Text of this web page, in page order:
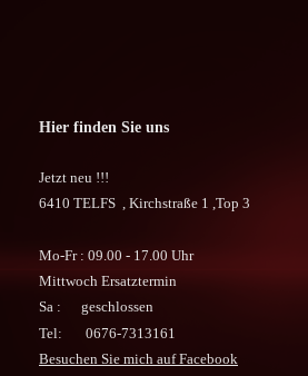
Hier finden Sie uns
Jetzt neu !!!
6410 TELFS , Kirchstraße 1 ,Top 3
Mo-Fr : 09.00 - 17.00 Uhr
Mittwoch Ersatztermin
Sa : geschlossen
Tel: 0676-7313161
Besuchen Sie mich auf Facebook